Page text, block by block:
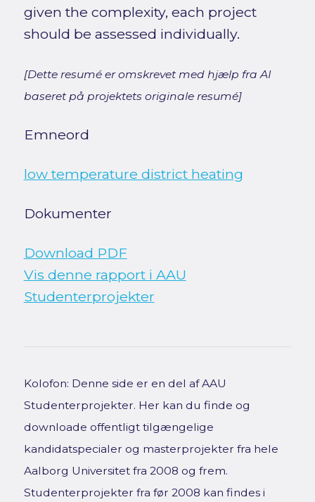
given the complexity, each project
should be assessed individually.
[Dette resumé er omskrevet med hjælp fra AI
baseret på projektets originale resumé]
Emneord
low temperature district heating
Dokumenter
Download PDF
Vis denne rapport i AAU
Studenterprojekter
Kolofon: Denne side er en del af AAU
Studenterprojekter. Her kan du finde og
downloade offentligt tilgængelige
kandidatspecialer og masterprojekter fra hele
Aalborg Universitet fra 2008 og frem.
Studenterprojekter fra før 2008 kan findes i